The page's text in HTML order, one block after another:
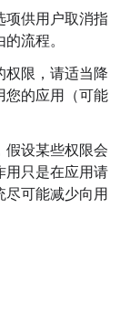
项供用户取消指
流程。
权限，请适当降
您的应用（可能
假设某些权限会
用只是在应用请
尽可能减少向用